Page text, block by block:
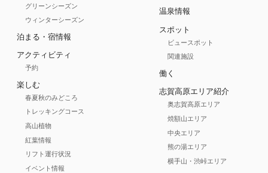
グリーンシーズン
ウィンターシーズン
泊まる・宿情報
アクティビティ
予約
楽しむ
春夏秋のみどころ
トレッキングコース
高山植物
紅葉情報
リフト運行状況
イベント情報
温泉情報
スポット
ビュースポット
関連施設
働く
志賀高原エリア紹介
奥志賀高原エリア
焼額山エリア
中央エリア
熊の湯エリア
横手山・渋峠エリア